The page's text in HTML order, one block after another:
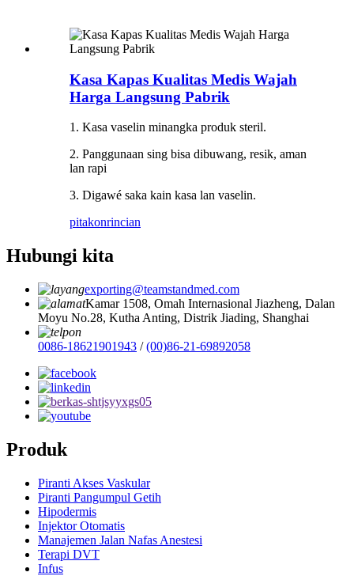
Kasa Kapas Kualitas Medis Wajah
Harga Langsung Pabrik
1. Kasa vaselin minangka produk steril.
2. Panggunaan sing bisa dibuwang, resik, aman
lan rapi
3. Digawé saka kain kasa lan vaselin.
pitakonrincian
Hubungi kita
exporting@teamstandmed.com
Kamar 1508, Omah Internasional Jiazheng, Dalan
Moyu No.28, Kutha Anting, Distrik Jiading, Shanghai
0086-18621901943 /(00)86-21-69892058
Produk
Piranti Akses Vaskular
Piranti Pangumpul Getih
Hipodermis
Injektor Otomatis
Manajemen Jalan Nafas Anestesi
Terapi DVT
Infus